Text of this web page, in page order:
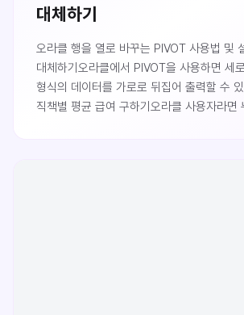
대체하기
오라클 행을 열로 바꾸는 PIVOT 사용법 및
대체하기오라클에서 PIVOT을 사용하면 세
형식의 데이터를 가로로 뒤집어 출력할 수
직책별 평균 급여 구하기오라클 사용자라면